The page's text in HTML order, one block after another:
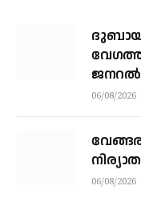
ജനറൽ
06/08/2026
വേങ്ങര
06/08/2026